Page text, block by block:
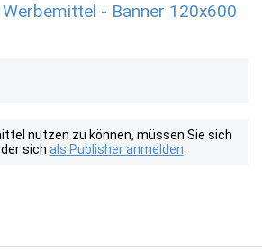
- Banner 120x600
nutzen zu können, müssen Sie sich
sich als Publisher anmelden